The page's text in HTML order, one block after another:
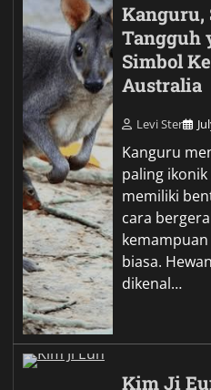
Kanguru,
Tangguh
Simbol
Australia
Levi Ster
Kanguru
paling
memiliki
cara
biasa.
dikenal…
Kim Ji